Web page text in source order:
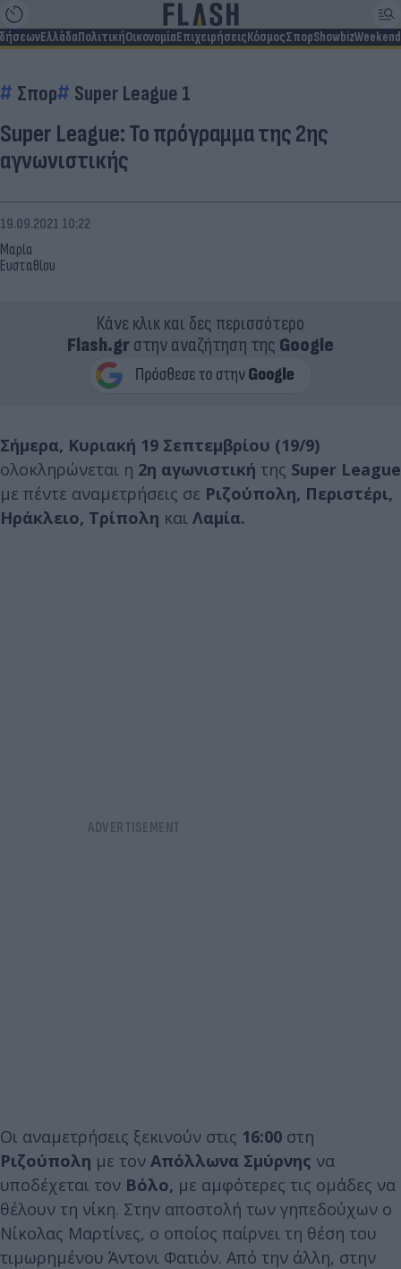
ΕλλάδαΠολιτικήΟικονομίαΕπιχειρήσειςΚόσμοςΣπορShowbizWeekend
Σπορ Super League 1
Super League: Το πρόγραμμα της 2ης
αγνωνιστικής
Μαρία
Ευσταθίου
19.09.2021 10:22
Κάνε κλικ και δες περισσότερο
Flash.grστην αναζήτηση της Google
Σήμερα, Κυριακή 19 Σεπτεμβρίου (19/9)
ολοκληρώνεται η 2η αγωνιστική της Super League
με πέντε αναμετρήσεις σε Ριζούπολη, Περιστέρι,
Ηράκλειο, Τρίπολη και Λαμία.
Οι αναμετρήσεις ξεκινούν στις 16:00 στη
Ριζούπολη με τον Απόλλωνα Σμύρνης να
υποδέχεται τον Βόλο, με αμφότερες τις ομάδες να
θέλουν τη νίκη. Στην αποστολή των γηπεδούχων ο
Νίκολας Μαρτίνες, ο οποίος παίρνει τη θέση του
τιμωρημένου Άντονι Φατιόν. Από την άλλη, στην